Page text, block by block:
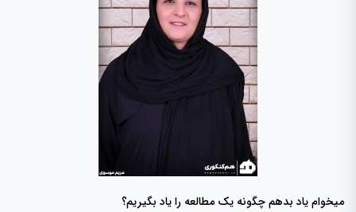
میخوام یاد بدهم چگونه یک مطالعه را یاد بگیریم؟